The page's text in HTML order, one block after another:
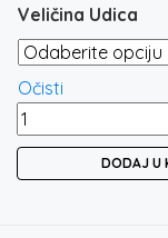
Veličina Udica
Očisti
PRESTON
NATURAL
DODAJ U